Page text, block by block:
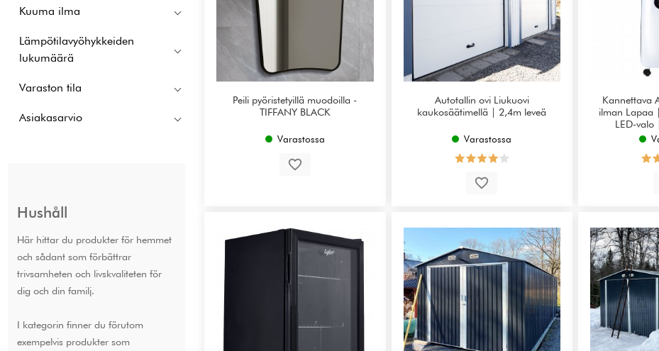
Kuuma ilma
Lämpötilavyöhykkeiden
lukumäärä
Varaston tila
Asiakasarvio
Hushåll
Här hittar du produkter för hemmet
och sådant som förbättrar
trivsamheten och livskvaliteten för
dig och din familj.
I kategorin finner du förutom
exempelvis produkter som
Peili pyöristetyillä muodoilla -
TIFFANY BLACK
Varastossa
Autotallin ovi Liukuovi
kaukosäätimellä | 2,4m leveä
Varastossa
Kannettava
ilman Lapaa
LED-